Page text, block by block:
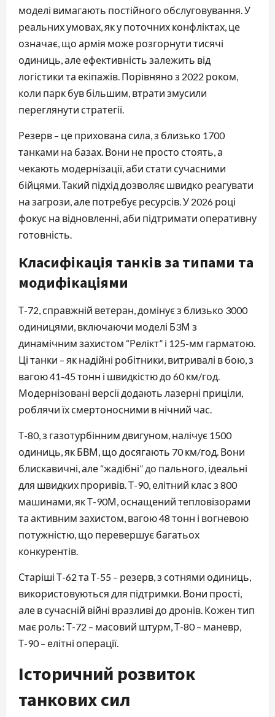
моделі вимагають постійного обслуговування. У
реальних умовах, як у поточних конфліктах, це
означає, що армія може розгорнути тисячі
одиниць, але ефективність залежить від
логістики та екіпажів. Порівняно з 2022 роком,
коли парк був більшим, втрати змусили
переглянути стратегії.
Резерв – це прихована сила, з близько 1700
танками на базах. Вони не просто стоять, а
чекають модернізації, аби стати сучасними
бійцями. Такий підхід дозволяє швидко реагувати
на загрози, але потребує ресурсів. У 2026 році
фокус на відновленні, аби підтримати оперативну
готовність.
Класифікація танків за типами та
модифікаціями
Т-72, справжній ветеран, домінує з близько 3000
одиницями, включаючи моделі Б3М з
динамічним захистом “Релікт” і 125-мм гарматою.
Ці танки – як надійні робітники, витривалі в бою, з
вагою 41-45 тонн і швидкістю до 60 км/год.
Модернізовані версії додають лазерні приціли,
роблячи їх смертоносними в нічний час.
Т-80, з газотурбінним двигуном, налічує 1500
одиниць, як БВМ, що досягають 70 км/год. Вони
блискавичні, але “жадібні” до пального, ідеальні
для швидких проривів. Т-90, елітний клас з 800
машинами, як Т-90М, оснащений тепловізорами
та активним захистом, вагою 48 тонн і вогневою
потужністю, що перевершує багатьох
конкурентів.
Старіші Т-62 та Т-55 – резерв, з сотнями одиниць,
використовуються для підтримки. Вони прості,
але в сучасній війні вразливі до дронів. Кожен тип
має роль: Т-72 – масовий штурм, Т-80 – маневр,
Т-90 – елітні операції.
Історичний розвиток
танкових сил